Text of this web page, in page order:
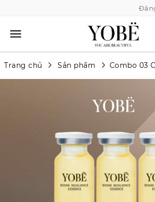
Trang chủ Sản phẩm Combo 03